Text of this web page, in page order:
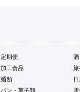
定期便
酒
加工食品
麺類
パン・菓子類